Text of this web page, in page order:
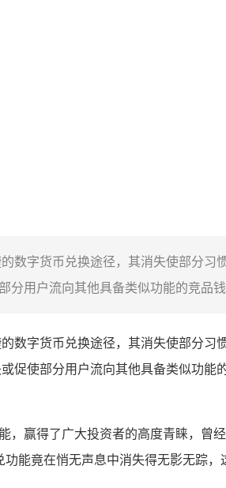
数字货币兑换途径，其消失使部分习
分用户流向其他具备类似功能的竞品
数字货币兑换途径，其消失使部分习
促使部分用户流向其他具备类似功能
赢得了广大投资者的高度青睐，曾
能竟在悄无声息中消失得无影无踪，